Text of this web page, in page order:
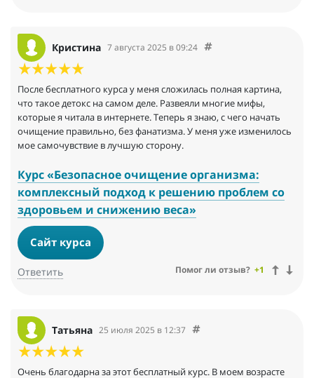
Кристина 7 августа 2025 в 09:24
После бесплатного курса у меня сложилась полная картина,
что такое детокс на самом деле. Развеяли многие мифы,
которые я читала в интернете. Теперь я знаю, с чего начать
очищение правильно, без фанатизма. У меня уже изменилось
мое самочувствие в лучшую сторону.
Курс «Безопасное очищение организма:
комплексный подход к решению проблем со
здоровьем и снижению веса»
Сайт курса
Ответить Помог ли отзыв? +1
Татьяна 25 июля 2025 в 12:37
Очень благодарна за этот бесплатный курс. В моем возрасте